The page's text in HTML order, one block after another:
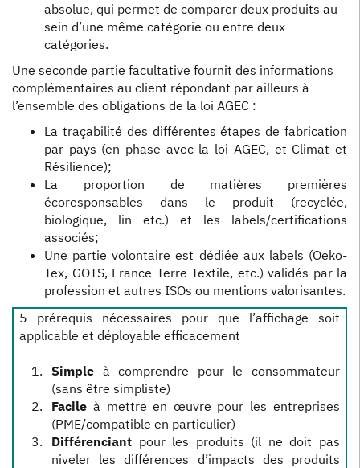
absolue, qui permet de comparer deux produits au
sein d’une même catégorie ou entre deux
catégories.
Une seconde partie facultative fournit des informations
complémentaires au client répondant par ailleurs à
l’ensemble des obligations de la loi AGEC :
La traçabilité des différentes étapes de fabrication
par pays (en phase avec la loi AGEC, et Climat et
Résilience);
La proportion de matières premières
écoresponsables dans le produit (recyclée,
biologique, lin etc.) et les labels/certifications
associés;
Une partie volontaire est dédiée aux labels (Oeko-
Tex, GOTS, France Terre Textile, etc.) validés par la
profession et autres ISOs ou mentions valorisantes.
5 prérequis nécessaires pour que l’affichage soit
applicable et déployable efficacement
Simple à comprendre pour le consommateur
(sans être simpliste)
Facile à mettre en œuvre pour les entreprises
(PME/compatible en particulier)
Différenciant pour les produits (il ne doit pas
niveler les différences d’impacts des produits